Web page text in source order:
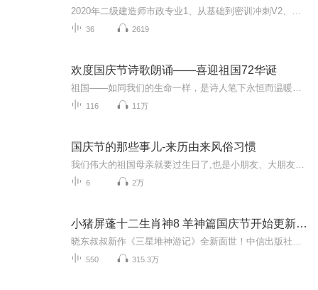
36 2619
欢度国庆节诗歌朗诵——喜迎祖国72华诞
116 11万
国庆节的那些事儿-来历由来风俗习惯
6 2万
小猪屏蓬十二生肖神8 羊神篇国庆节开始更新啦！
550 315.3万